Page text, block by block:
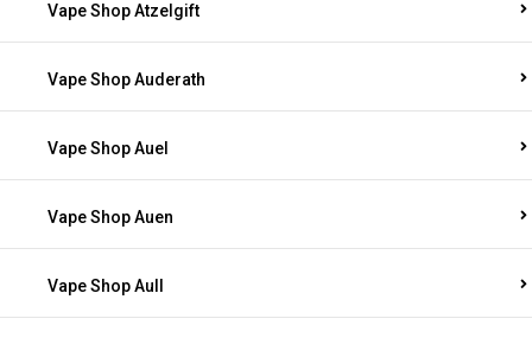
Vape Shop Atzelgift
Vape Shop Auderath
Vape Shop Auel
Vape Shop Auen
Vape Shop Aull